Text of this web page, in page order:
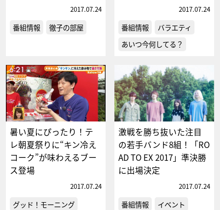
2017.07.24
番組情報 徹子の部屋
2017.07.24
番組情報
バラエティ
あいつ今何してる？
暑い夏にぴったり！テ
レ朝夏祭りに“キン冷え
コーク”が味わえるブー
ス登場
2017.07.24
グッド！モーニング
激戦を勝ち抜いた注目
の若手バンド8組！「RO
AD TO EX 2017」準決勝
に出場決定
2017.07.24
番組情報 イベント